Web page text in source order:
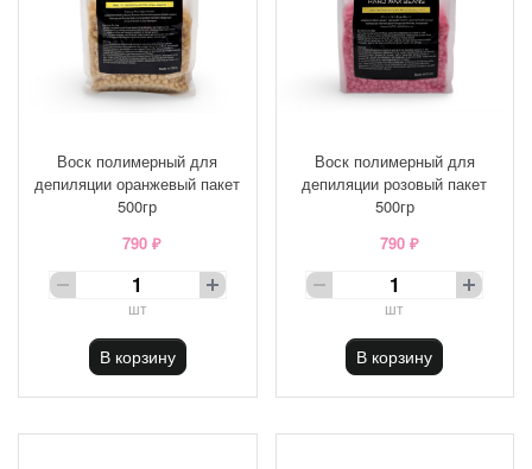
Воск полимерный для
депиляции оранжевый пакет
500гр
790 ₽
шт
В корзину
Воск полимерный для
депиляции розовый пакет
500гр
790 ₽
шт
В корзину